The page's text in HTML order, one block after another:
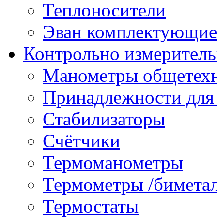
Теплоносители
Эван комплектующие
Контрольно
Манометры
Принадлежности
Стабилизаторы
Счётчики
Термоманометры
Термометры /
Термостаты